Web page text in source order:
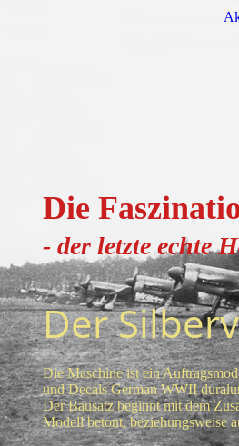
Die
- der letzte echte H
Der
Die Maschine ist ein
und Decals German WWII
Der Bausatz beginnt mit dem
Modell betont, beziehungsweise